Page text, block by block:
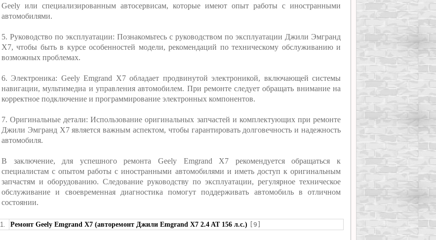
Geely или специализированным автосервисам, которые имеют опыт работы с иностранными
автомобилями.
5. Руководство по эксплуатации: Познакомьтесь с руководством по эксплуатации Джили Эмгранд
Х7, чтобы быть в курсе особенностей модели, рекомендаций по техническому обслуживанию и
возможных проблемах.
6. Электроника: Geely Emgrand X7 обладает продвинутой электроникой, включающей системы
навигации, мультимедиа и управления автомобилем. При ремонте следует обращать внимание на
корректное подключение и программирование электронных компонентов.
7. Оригинальные детали: Использование оригинальных запчастей и комплектующих при ремонте
Джили Эмгранд Х7 является важным аспектом, чтобы гарантировать долговечность и надежность
автомобиля.
В заключение, для успешного ремонта Geely Emgrand X7 рекомендуется обращаться к
специалистам с опытом работы с иностранными автомобилями и иметь доступ к оригинальным
запчастям и оборудованию. Следование руководству по эксплуатации, регулярное техническое
обслуживание и своевременная диагностика помогут поддерживать автомобиль в отличном
состоянии.
1. Ремонт Geely Emgrand X7 (авторемонт Джили Emgrand X7 2.4 AT 156 л.с.) [9]